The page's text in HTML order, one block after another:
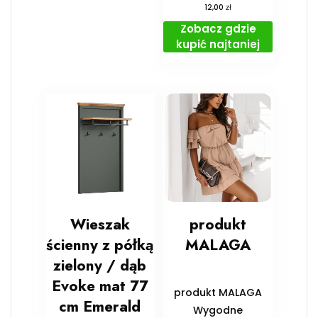
12,00zł
Zobacz gdzie
kupić najtaniej
Wieszak
ścienny z półką
zielony / dąb
Evoke mat 77
cm Emerald
produkt
MALAGA
produkt MALAGA
Wygodne